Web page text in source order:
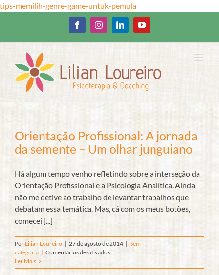
tips-memilih-genre-game-untuk-pemulaIr
para
o
conteúdo
FacebookInstagramLinkedInYouTube
Orientação Profissional: A jornada
da semente – Um olhar junguiano
Há algum tempo venho refletindo sobre a interseção da
Orientação Profissional e a Psicologia Analítica. Ainda
não me detive ao trabalho de levantar trabalhos que
debatam essa temática. Mas, cá com os meus botões,
comecei [...]
Por Lilian Loureiro | 27 de agosto de 2014 | Sem
categoria | Comentários desativadosem
Profissional:
Ler Mais